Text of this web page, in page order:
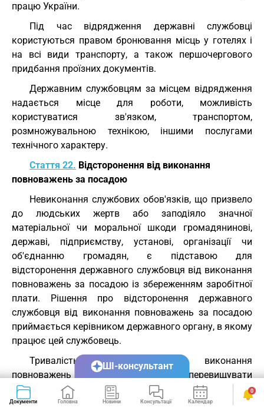
працю України.
Під час відрядження державні службовці
користуються правом бронювання місць у готелях і
на всі види транспорту, а також першочергового
придбання проїзних документів.
Державним службовцям за місцем відрядження
надається місце для роботи, можливість
користуватися зв'язком, транспортом,
розмножувальною технікою, іншими послугами
технічного характеру.
Стаття 22. Відсторонення від виконання
повноважень за посадою
Невиконання службових обов'язків, що призвело
до людських жертв або заподіяло значної
матеріальної чи моральної шкоди громадянинові,
державі, підприємству, установі, організації чи
об'єднанню громадян, є підставою для
відсторонення державного службовця від виконання
повноважень за посадою із збереженням заробітної
плати. Рішення про відсторонення державного
службовця від виконання повноважень за посадою
приймається керівником державного органу, в якому
працює цей службовець.
Тривалість відсторонення від виконання
повноважень за посадою не повинна перевищувати
часу службового розслідування. Службове
розслідування проводиться у строк до двох місяців у
Документи Головна Новини Консультації Календар Сервіси
0
ШІ-консультант